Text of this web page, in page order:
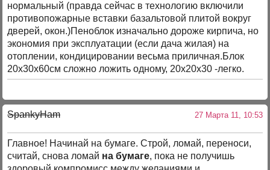
нормальный (правда сейчас в технологию включили
противопожарные вставки базальтовой плитой вокруг
дверей, окон.)Пеноблок изначально дороже кирпича, но
экономия при эксплуатации (если дача жилая) на
отоплении, кондицировании весьма приличная.Блок
20х30х60см сложно ложить одному, 20х20х30 -легко.
SpankyHam 27 Марта 11, 10:53
Главное! Начинай на бумаге. Строй, ломай, переноси,
считай, снова ломай на бумаге, пока не получишь